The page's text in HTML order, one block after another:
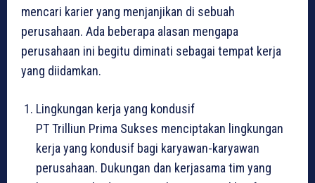
mencari karier yang menjanjikan di sebuah
perusahaan. Ada beberapa alasan mengapa
perusahaan ini begitu diminati sebagai tempat kerja
yang diidamkan.
Lingkungan kerja yang kondusif
PT Trilliun Prima Sukses menciptakan lingkungan
kerja yang kondusif bagi karyawan-karyawan
perusahaan. Dukungan dan kerjasama tim yang